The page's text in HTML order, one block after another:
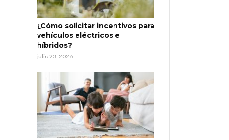
¿Cómo solicitar incentivos para
vehículos eléctricos e
híbridos?
julio 23, 2026